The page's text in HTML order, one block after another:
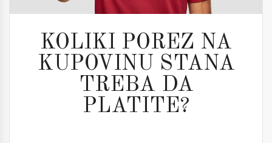
KOLIKI POREZ NA
KUPOVINU STANA
TREBA DA
PLATITE?